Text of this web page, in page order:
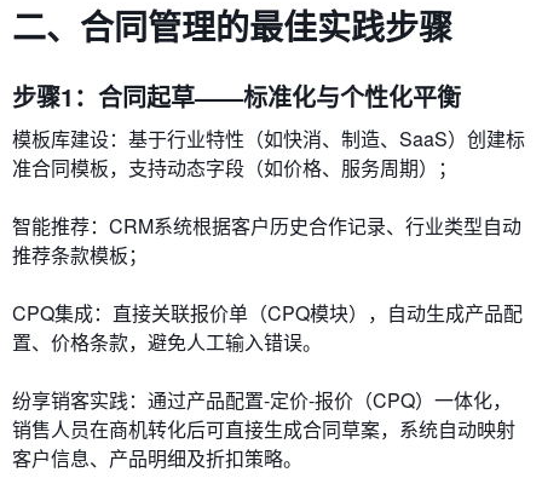
二、合同管理的最佳实践步骤
步骤1：合同起草——标准化与个性化平衡
​​模板库建设​​：基于行业特性（如快消、制造、SaaS）创建标
准合同模板，支持动态字段（如价格、服务周期）；
​​智能推荐​​：CRM系统根据客户历史合作记录、行业类型自动
推荐条款模板；
​​CPQ集成​​：直接关联报价单（CPQ模块），自动生成产品配
置、价格条款，避免人工输入错误。
纷享销客实践：通过​​产品配置-定价-报价（CPQ）一体化​​，
销售人员在商机转化后可直接生成合同草案，系统自动映射
客户信息、产品明细及折扣策略。